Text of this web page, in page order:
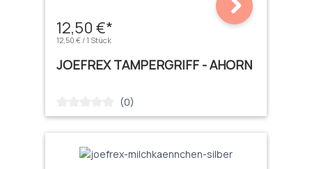
12,50 €*
12,50 € / 1 Stück
JOEFREX TAMPERGRIFF - AHORN
Durchschnittliche Bewertung von 0 von 5 Sternen
(0)